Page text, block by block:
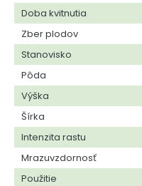
Doba kvitnutia
Zber plodov
Stanovisko
Pôda
Výška
Šírka
Intenzita rastu
Mrazuvzdornosť
Použitie